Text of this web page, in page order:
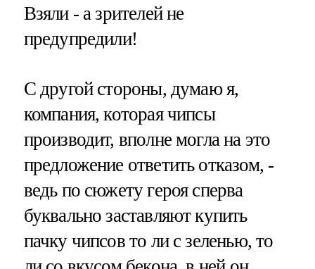
Взяли - а зрителей не
предупредили!
С другой стороны, думаю я,
компания, которая чипсы
производит, вполне могла на это
предложение ответить отказом, -
ведь по сюжету героя сперва
буквально заставляют купить
пачку чипсов то ли с зеленью, то